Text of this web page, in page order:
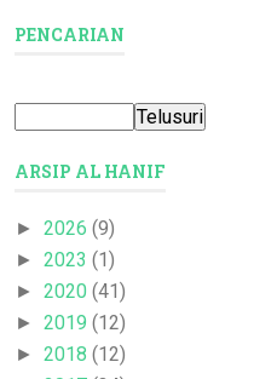
PENCARIAN
ARSIP AL HANIF
► 2026 (9)
► 2023 (1)
► 2020 (41)
► 2019 (12)
► 2018 (12)